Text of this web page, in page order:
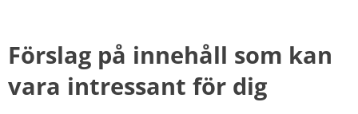
Förslag på innehåll som kan
vara intressant för dig